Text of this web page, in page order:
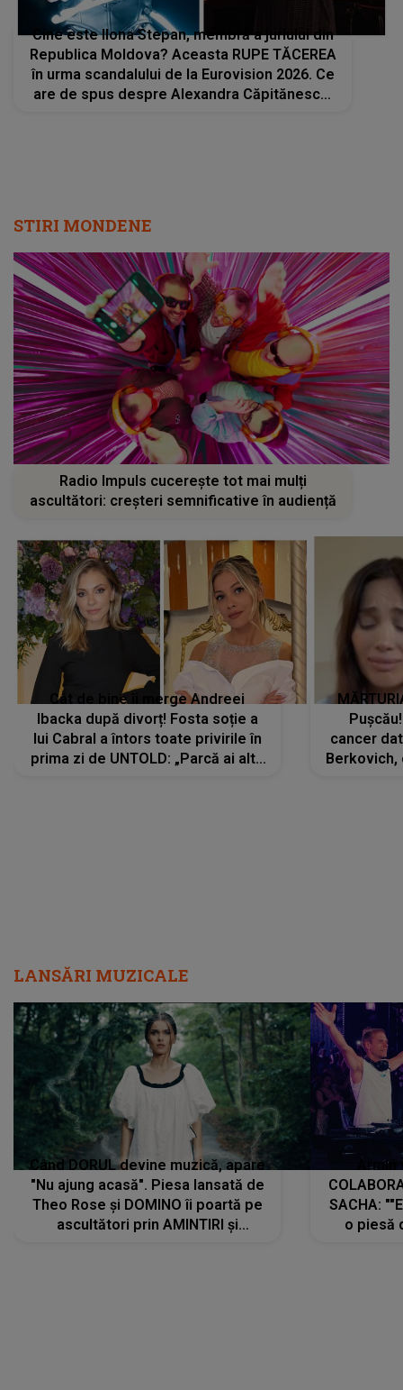
Cine este Ilona Stepan, membră a juriului din
Republica Moldova? Aceasta RUPE TĂCEREA
în urma scandalului de la Eurovision 2026. Ce
are de spus despre Alexandra Căpitănescu:
STIRI MONDENE
Radio Impuls cucerește tot mai mulți
ascultători: creșteri semnificative în audiență
Cât de bine îi merge Andreei
Ibacka după divorț! Fosta soție a
lui Cabral a întors toate privirile în
prima zi de UNTOLD: „Parcă ai altă
cancer
Berkovich,
LANSĂRI MUZICALE
Când DORUL devine muzică, apare
"Nu ajung acasă". Piesa lansată de
Theo Rose și DOMINO îi poartă pe
ascultători prin AMINTIRI și
SACHA:
o piesă